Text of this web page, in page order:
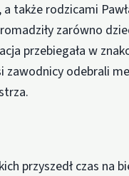
także rodzicami
zarówno
przebiegała w
zawodnicy odebrali
przyszedł czas na